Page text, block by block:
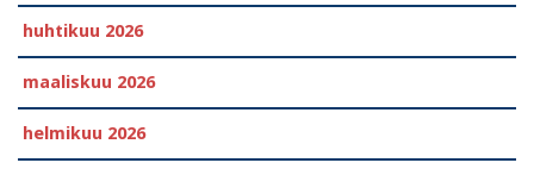
huhtikuu 2026
maaliskuu 2026
helmikuu 2026